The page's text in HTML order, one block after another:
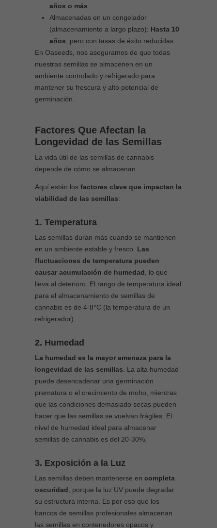
años o más
Almacenadas en un congelador
(almacenamiento a largo plazo): Hasta 10
años , pero con tasas de éxito reducidas
En Oaseeds, nos aseguramos de que todas
nuestras semillas se almacenen en un
ambiente controlado y refrigerado para
mantener su frescura y alto potencial de
germinación.
Factores Que Afectan la
Longevidad de las Semillas
La vida útil de las semillas de cannabis
depende de cómo se almacenan.
Aquí están los factores clave que impactan la
viabilidad de las semillas:
1. Temperatura
Las semillas duran más cuando se mantienen
en un ambiente estable y fresco. Las
fluctuaciones de temperatura pueden
causar acumulación de humedad , lo que
lleva al deterioro. El rango de temperatura ideal
para el almacenamiento de semillas de
cannabis es de 4-8°C (la temperatura de un
refrigerador).
2. Humedad
La humedad es la mayor amenaza para la
longevidad de las semillas . La alta humedad
puede desencadenar una germinación
prematura o el crecimiento de moho, mientras
que las condiciones demasiado secas pueden
hacer que las semillas se vuelvan frágiles. El
nivel de humedad ideal para almacenar
semillas de cannabis es del 20-30%.
3. Exposición a la Luz
Las semillas deben mantenerse en completa
oscuridad , porque la luz UV puede degradar
su estructura interna. Es por eso que los
bancos de semillas profesionales almacenan
las semillas en contenedores opacos y